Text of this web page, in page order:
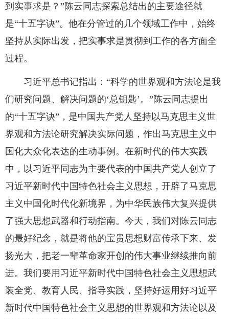
到实事求是？”陈云同志探索总结出的主要途径就
是“十五字诀”。他在分管过的几个领域工作中，始终
坚持从实际出发，把实事求是贯彻到工作的各方面全
过程。
习近平总书记指出：“科学的世界观和方法论是我
们研究问题、解决问题的‘总钥匙’。”陈云同志提出
的“十五字诀”，是中国共产党人坚持以马克思主义世
界观和方法论研究解决实际问题，作出马克思主义中
国化大众化表达的生动事例。在新时代的伟大实践
中，以习近平同志为主要代表的中国共产党人创立了
习近平新时代中国特色社会主义思想，开辟了马克思
主义中国化时代化新境界，为中华民族伟大复兴提供
了强大思想武器和行动指南。今天，我们对陈云同志
的最好纪念，就是将他的宝贵思想财富传承下来、发
扬光大，把老一辈革命家开创的伟大事业继续推向前
进。我们要用习近平新时代中国特色社会主义思想武
装全党、教育人民、指导实践，坚持好运用好习近平
新时代中国特色社会主义思想的世界观和方法论以及